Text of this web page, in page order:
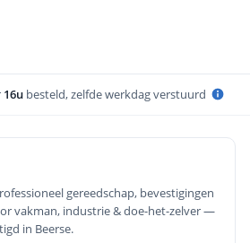
16ubesteld, zelfde werkdag verstuurd
gereedschap, bevestigingen
vakman, industrie & doe-het-zelver —
in Beerse.